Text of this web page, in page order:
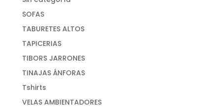
SOFAS
TABURETES ALTOS
TAPICERIAS
TIBORS JARRONES
TINAJAS ÁNFORAS
Tshirts
VELAS AMBIENTADORES